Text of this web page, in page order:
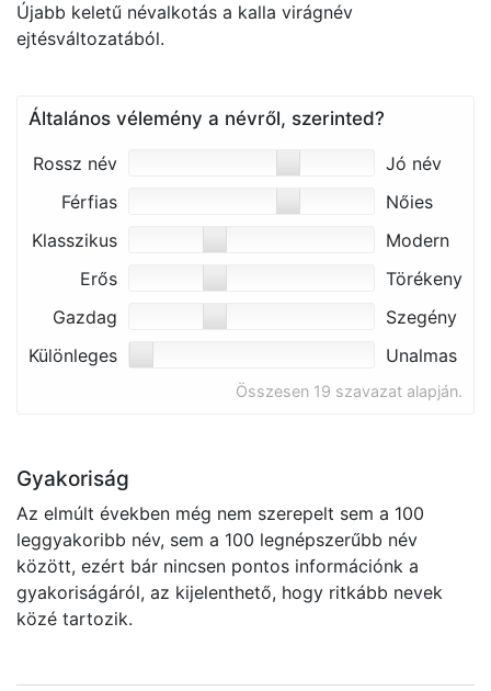
Újabb keletű névalkotás a kalla virágnév
ejtésváltozatából.
Általános vélemény a névről, szerinted?
Rossz név
Jó név
Férfias
Nőies
Klasszikus
Modern
Erős
Törékeny
Gazdag
Szegény
Különleges
Unalmas
Összesen 19 szavazat alapján.
Gyakoriság
Az elmúlt években még nem szerepelt sem a 100
leggyakoribb név, sem a 100 legnépszerűbb név
között, ezért bár nincsen pontos információnk a
gyakoriságáról, az kijelenthető, hogy ritkább nevek
közé tartozik.